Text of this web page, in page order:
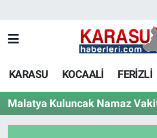
KARASU KOCAALİ FERİZLİ
Malatya Kuluncak Namaz